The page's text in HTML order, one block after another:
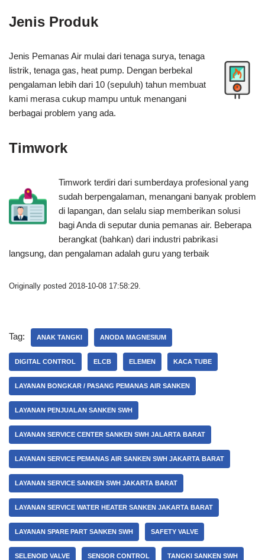
Jenis Produk
Jenis Pemanas Air mulai dari tenaga surya, tenaga
listrik, tenaga gas, heat pump. Dengan berbekal
pengalaman lebih dari 10 (sepuluh) tahun membuat
kami merasa cukup mampu untuk menangani
berbagai problem yang ada.
Timwork
Timwork terdiri dari sumberdaya profesional yang
sudah berpengalaman, menangani banyak problem
di lapangan, dan selalu siap memberikan solusi
bagi Anda di seputar dunia pemanas air. Beberapa
berangkat (bahkan) dari industri pabrikasi
langsung, dan pengalaman adalah guru yang terbaik
Originally posted 2018-10-08 17:58:29.
Tag: ANAK TANGKI ANODA MAGNESIUM
DIGITAL CONTROL ELCB ELEMEN KACA TUBE
LAYANAN BONGKAR / PASANG PEMANAS AIR SANKEN
LAYANAN PENJUALAN SANKEN SWH
LAYANAN SERVICE CENTER SANKEN SWH JALARTA BARAT
LAYANAN SERVICE PEMANAS AIR SANKEN SWH JAKARTA BARAT
LAYANAN SERVICE SANKEN SWH JAKARTA BARAT
LAYANAN SERVICE WATER HEATER SANKEN JAKARTA BARAT
LAYANAN SPARE PART SANKEN SWH SAFETY VALVE
SELENOID VALVE SENSOR CONTROL TANGKI SANKEN SWH